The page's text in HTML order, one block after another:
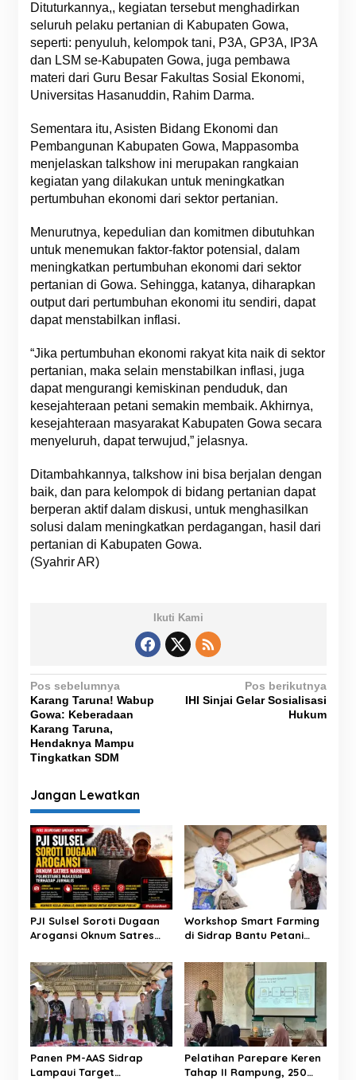
Dituturkannya,, kegiatan tersebut menghadirkan
seluruh pelaku pertanian di Kabupaten Gowa,
seperti: penyuluh, kelompok tani, P3A, GP3A, IP3A
dan LSM se-Kabupaten Gowa, juga pembawa
materi dari Guru Besar Fakultas Sosial Ekonomi,
Universitas Hasanuddin, Rahim Darma.
Sementara itu, Asisten Bidang Ekonomi dan
Pembangunan Kabupaten Gowa, Mappasomba
menjelaskan talkshow ini merupakan rangkaian
kegiatan yang dilakukan untuk meningkatkan
pertumbuhan ekonomi dari sektor pertanian.
Menurutnya, kepedulian dan komitmen dibutuhkan
untuk menemukan faktor-faktor potensial, dalam
meningkatkan pertumbuhan ekonomi dari sektor
pertanian di Gowa. Sehingga, katanya, diharapkan
output dari pertumbuhan ekonomi itu sendiri, dapat
dapat menstabilkan inflasi.
“Jika pertumbuhan ekonomi rakyat kita naik di sektor
pertanian, maka selain menstabilkan inflasi, juga
dapat mengurangi kemiskinan penduduk, dan
kesejahteraan petani semakin membaik. Akhirnya,
kesejahteraan masyarakat Kabupaten Gowa secara
menyeluruh, dapat terwujud,” jelasnya.
Ditambahkannya, talkshow ini bisa berjalan dengan
baik, dan para kelompok di bidang pertanian dapat
berperan aktif dalam diskusi, untuk menghasilkan
solusi dalam meningkatkan perdagangan, hasil dari
pertanian di Kabupaten Gowa.
(Syahrir AR)
Ikuti Kami
N
a
v
i
a
s
p
o
s
Pos sebelumnya
Karang Taruna! Wabup
Gowa: Keberadaan
Karang Taruna,
Hendaknya Mampu
Tingkatkan SDM
Pos berikutnya
IHI Sinjai Gelar Sosialisasi
Hukum
Jangan Lewatkan
PJI Sulsel Soroti Dugaan
Arogansi Oknum Satres
Makassar terhadap
Jurnalis Saat Peliputan
Workshop Smart Farming
di Sidrap Bantu Petani
Pertanian Modern
Panen PM-AAS Sidrap
Lampaui Target
Pelatihan Parepare Keren
Tahap II Rampung, 250